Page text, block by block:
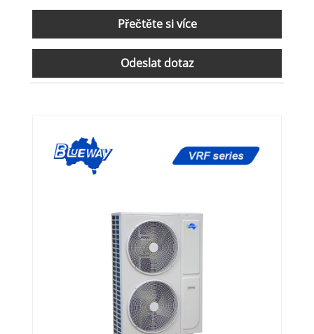
Přečtěte si více
Odeslat dotaz